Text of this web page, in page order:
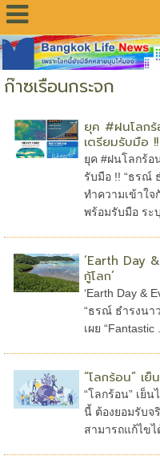
ก๊าซเรือนกระจก
ยุค #ฝนโลกร้
เตรียมรับมือ !!
ยุค #ฝนโลกร้อน
รับมือ !! “ธรณ์
ทำความเข้าใ
พร้อมรับมือ ระ
‘Earth Day
กู้โลก’
‘Earth Day &
“ธรณ์ ธำรงนาว
เผย “Fantastic ...
“โลกร้อน” เย็
“โลกร้อน” เย็
นี้ ต้องยอมรับจ
สามารถแก้ไขไ